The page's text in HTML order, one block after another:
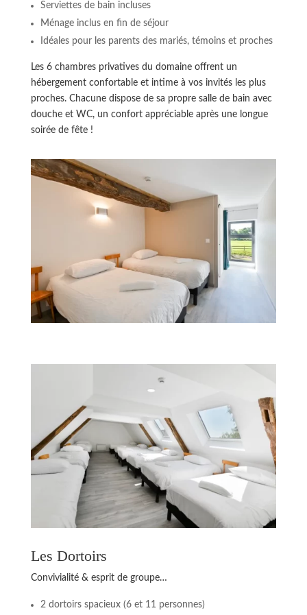
Serviettes de bain incluses
Ménage inclus en fin de séjour
Idéales pour les parents des mariés, témoins et proches
Les 6 chambres privatives du domaine offrent un
hébergement confortable et intime à vos invités les plus
proches. Chacune dispose de sa propre salle de bain avec
douche et WC, un confort appréciable après une longue
soirée de fête !
Les Dortoirs
Convivialité & esprit de groupe…
2 dortoirs spacieux (6 et 11 personnes)